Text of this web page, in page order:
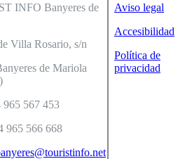
INFO Banyeres de
Villa Rosario, s/n
de Mariola
965 567 453
965 566 668
Aviso legal
Accesibilidad
Política de
privacidad